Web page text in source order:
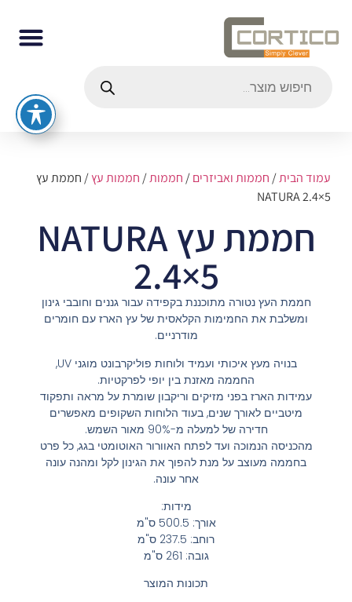
עמוד הבית/חממות ואביזרים/חממות/חממות עץ/ חממת עץ
NATURA 2.4×5
חממת עץ NATURA
2.4×5
חממת העץ נטורה מתוכננת בקפידה עבור גננים וחובבי גינון
ומשלבת את החמימות הקלאסית של עץ הארז עם חומרים
מודרניים.
בנויה מעץ איכותי ועמיד ולוחות פוליקרבונט מוגני UV,
החממה מאזנת בין יופי לפרקטיות.
עמידות הארז בפני מזיקים וריקבון שומרת על מראה ותפקוד
מיטביים לאורך שנים, בעוד הלוחות השקופים מאפשרים
חדירה של למעלה מ-90% מאור השמש.
מהכניסה הנמוכה ועד לפתח האוורור האוטומטי בגג, כל פרט
בחממה מעוצב על מנת להפוך את הגינון לקל ומהנה עונה
אחר עונה.
מידות:
אורך: 500.5 ס"מ
רוחב: 237.5 ס"מ
גובה: 261 ס"מ
תכונות המוצר